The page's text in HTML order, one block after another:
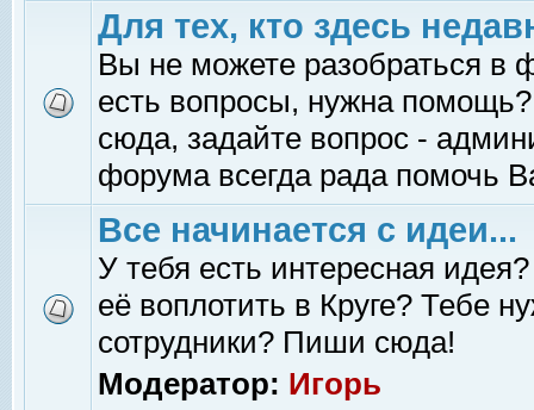
Для тех, кто здесь
Вы не можете разобраться в
есть вопросы, нужна помощь?
сюда, задайте вопрос -
форума всегда рада помочь
Все начинается с идеи...
У тебя есть интересная
её воплотить в Круге? Тебе
сотрудники? Пиши сюда!
Модератор: Игорь